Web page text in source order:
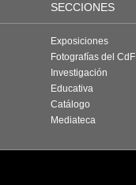
SECCIONES
Exposiciones
Fotografías del CdF
Investigación
Educativa
Catálogo
Mediateca